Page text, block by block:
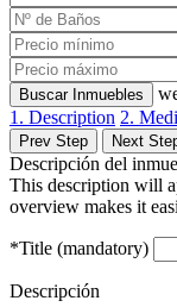
Buscar Inmuebles
1. Description 2.
Prev Step Next
Descripción del
This description will
overview makes it
*Title (mandatory)
Descripción